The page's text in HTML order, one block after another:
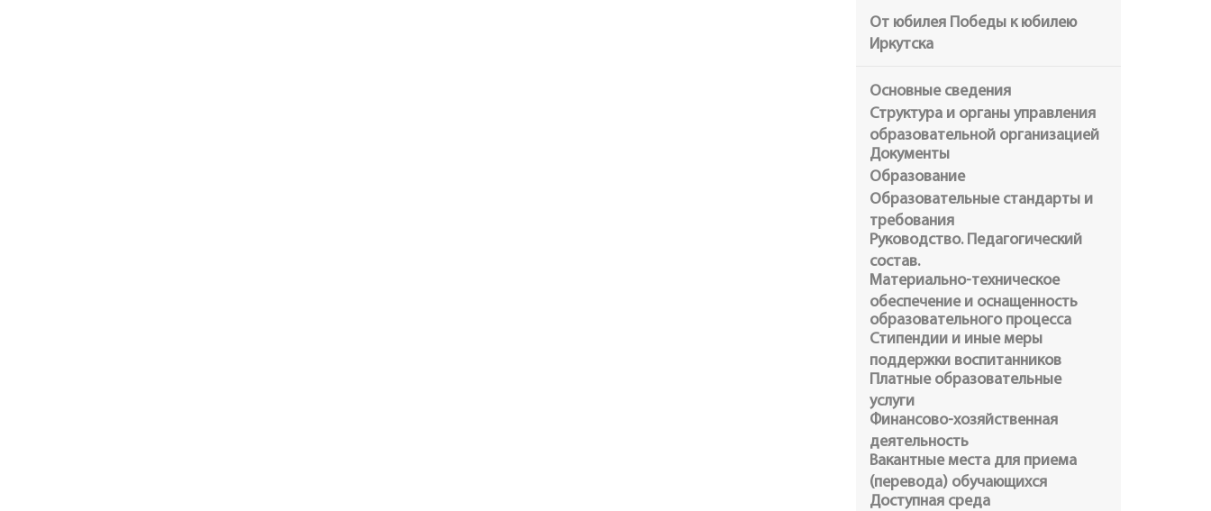
От юбилея Победы к юбилею
Иркутска
Основные сведения
Структура и органы управления
образовательной организацией
Документы
Образование
Образовательные стандарты и
требования
Руководство. Педагогический
состав.
Материально-техническое
обеспечение и оснащенность
образовательного процесса
Стипендии и иные меры
поддержки воспитанников
Платные образовательные
услуги
Финансово-хозяйственная
деятельность
Вакантные места для приема
(перевода) обучающихся
Доступная среда